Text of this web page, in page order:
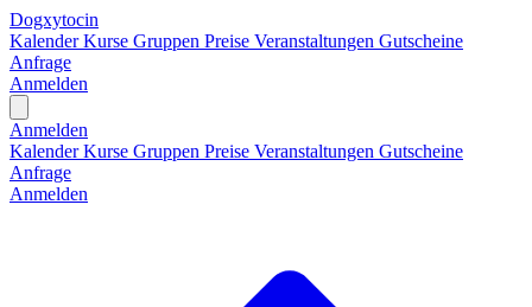
Dogxytocin
KalenderKurse Gruppen Preise Veranstaltungen Gutscheine
Anfrage
Anmelden
Anmelden
KalenderKurse Gruppen Preise Veranstaltungen Gutscheine
Anfrage
Anmelden